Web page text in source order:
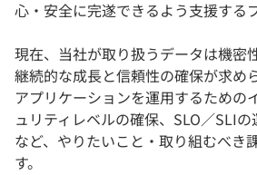
心・安全に完遂できるよう支援する
現在、当社が取り扱うデータは機密
継続的な成長と信頼性の確保が求め
アプリケーションを運用するための
ュリティレベルの確保、SLO／SLI
など、やりたいこと・取り組むべき
す。